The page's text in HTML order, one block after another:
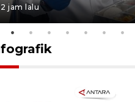
2 jam lalu